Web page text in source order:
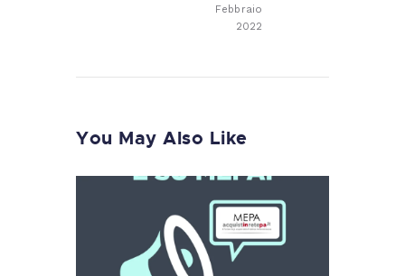
Febbraio
2022
You May Also Like